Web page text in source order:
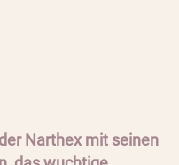
Narthex mit seinen